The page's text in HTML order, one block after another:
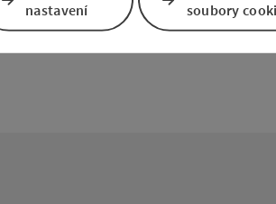
nastavení
soubory